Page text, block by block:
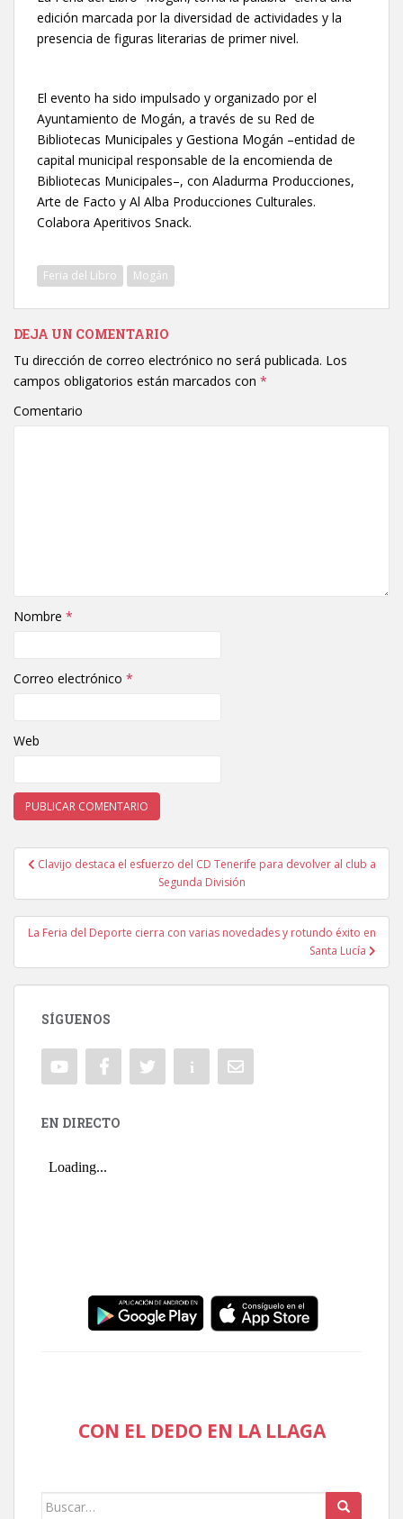
edición marcada por la diversidad de actividades y la
presencia de figuras literarias de primer nivel.
El evento ha sido impulsado y organizado por el
Ayuntamiento de Mogán, a través de su Red de
Bibliotecas Municipales y Gestiona Mogán –entidad de
capital municipal responsable de la encomienda de
Bibliotecas Municipales–, con Aladurma Producciones,
Arte de Facto y Al Alba Producciones Culturales.
Colabora Aperitivos Snack.
Feria del Libro Mogán
DEJA UN COMENTARIO
Tu dirección de correo electrónico no será publicada. Los
campos obligatorios están marcados con *
Comentario
Nombre *
Correo electrónico *
Web
Navegación de entradas
Clavijo destaca el esfuerzo del CD Tenerife para devolver al club a
Segunda División
La Feria del Deporte cierra con varias novedades y rotundo éxito en
Santa Lucía
SÍGUENOS
EN DIRECTO
CON EL DEDO EN LA LLAGA
Buscar: